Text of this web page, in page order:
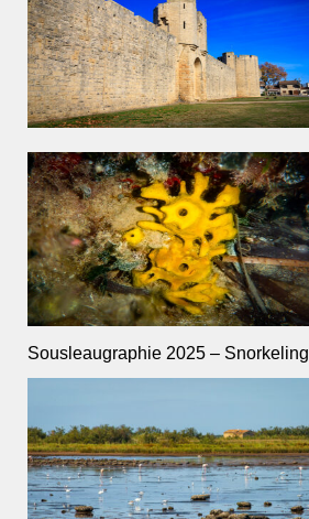
Sousleaugraphie 2025 – Snorkeling